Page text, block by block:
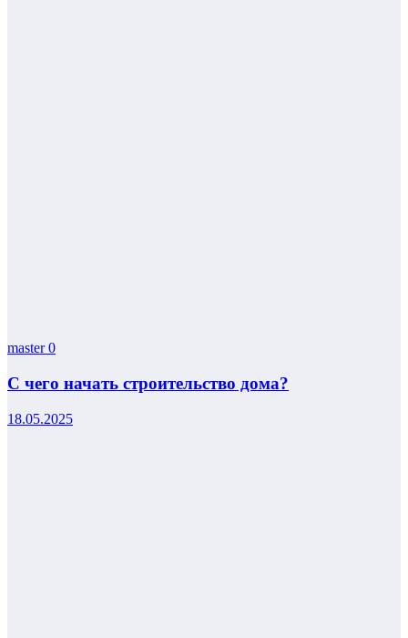
master0
С чего начать строительство дома?
18.05.2025